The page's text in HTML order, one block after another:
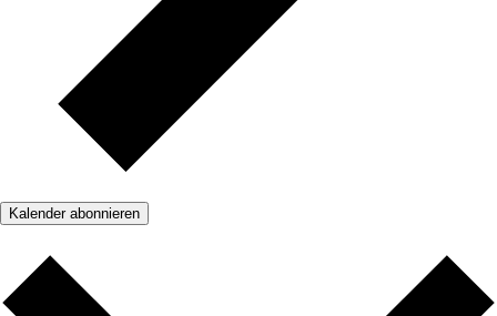
Kalender abonnieren